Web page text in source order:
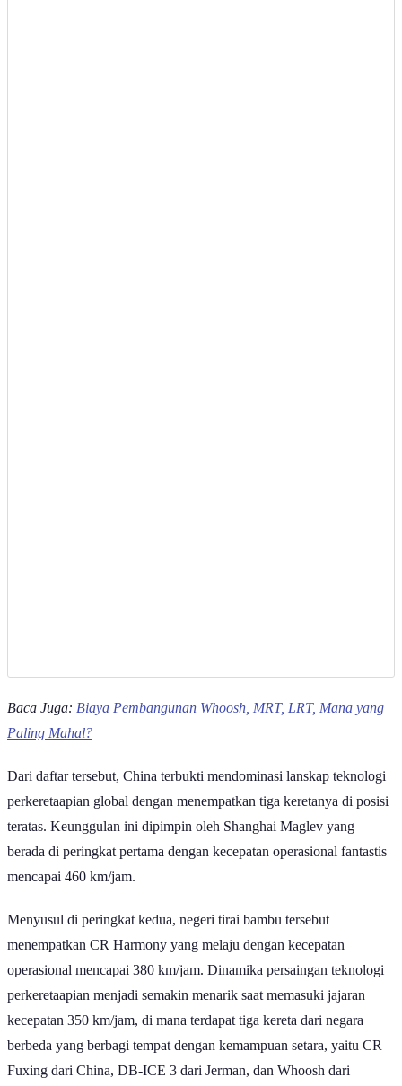
Baca Juga: Biaya Pembangunan Whoosh, MRT, LRT, Mana yang
Paling Mahal?
Dari daftar tersebut, China terbukti mendominasi lanskap teknologi
perkeretaapian global dengan menempatkan tiga keretanya di posisi
teratas. Keunggulan ini dipimpin oleh Shanghai Maglev yang
berada di peringkat pertama dengan kecepatan operasional fantastis
mencapai 460 km/jam.
Menyusul di peringkat kedua, negeri tirai bambu tersebut
menempatkan CR Harmony yang melaju dengan kecepatan
operasional mencapai 380 km/jam. Dinamika persaingan teknologi
perkeretaapian menjadi semakin menarik saat memasuki jajaran
kecepatan 350 km/jam, di mana terdapat tiga kereta dari negara
berbeda yang berbagi tempat dengan kemampuan setara, yaitu CR
Fuxing dari China, DB-ICE 3 dari Jerman, dan Whoosh dari